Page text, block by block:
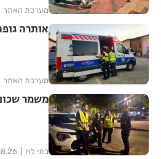
מערכת האתר
אותרה
מערכת האתר
משמר
בתי לוין